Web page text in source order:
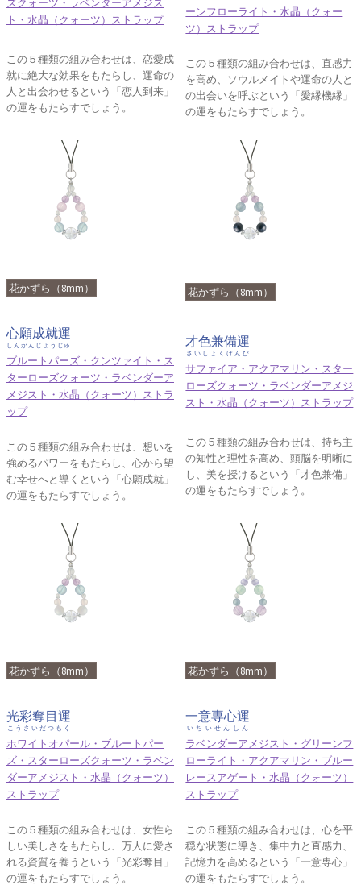
ズクォーツ・ラベンダーアメジス
ト・水晶（クォーツ）ストラップ
この５種類の組み合わせは、恋愛成
就に絶大な効果をもたらし、運命の
人と出会わせるという「恋人到来」
の運をもたらすでしょう。
ーンフローライト・水晶（クォー
ツ）ストラップ
この５種類の組み合わせは、直感力
を高め、ソウルメイトや運命の人と
の出会いを呼ぶという「愛縁機縁」
の運をもたらすでしょう。
花かずら（8mm）
心願成就運
しんがんじょうじゅ
ブルートパーズ・クンツァイト・ス
ターローズクォーツ・ラベンダーア
メジスト・水晶（クォーツ）ストラ
ップ
この５種類の組み合わせは、想いを
強めるパワーをもたらし、心から望
む幸せへと導くという「心願成就」
の運をもたらすでしょう。
花かずら（8mm）
才色兼備運
さいしょくけんび
サファイア・アクアマリン・スター
ローズクォーツ・ラベンダーアメジ
スト・水晶（クォーツ）ストラップ
この５種類の組み合わせは、持ち主
の知性と理性を高め、頭脳を明晰に
し、美を授けるという「才色兼備」
の運をもたらすでしょう。
花かずら（8mm）
光彩奪目運
こうさいだつもく
ホワイトオパール・ブルートパー
ズ・スターローズクォーツ・ラベン
ダーアメジスト・水晶（クォーツ）
ストラップ
この５種類の組み合わせは、女性ら
しい美しさをもたらし、万人に愛さ
れる資質を養うという「光彩奪目」
の運をもたらすでしょう。
花かずら（8mm）
一意専心運
いちいせんしん
ラベンダーアメジスト・グリーンフ
ローライト・アクアマリン・ブルー
レースアゲート・水晶（クォーツ）
ストラップ
この５種類の組み合わせは、心を平
穏な状態に導き、集中力と直感力、
記憶力を高めるという「一意専心」
の運をもたらすでしょう。